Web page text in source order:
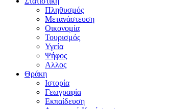
Πληθυσμός
Μετανάστευση
Οικονομία
Τουρισμός
Υγεία
Ψήφος
Αλλος
Θράκη
Ιστορία
Γεωγραφία
Εκπαίδευση